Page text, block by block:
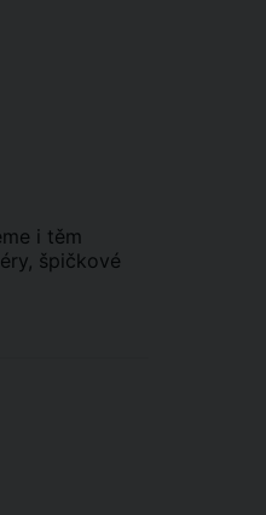
i těm
špičkové